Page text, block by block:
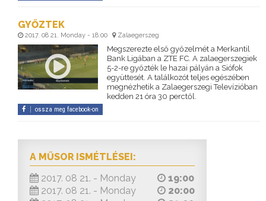
GYŐZTEK
2017. 08 21. Monday - 18:00 Zalaegerszeg
Megszerezte első győzelmét a Merkantil
Bank Ligában a ZTE FC. A zalaegerszegiek
5-2-re győzték le hazai pályán a Siófok
együttesét. A találkozót teljes egészében
megnézhetik a Zalaegerszegi Televízióban
kedden 21 óra 30 perctől.
ossza meg facebook-on
A MŰSOR ISMÉTLÉSEI:
2017. 08 21. - Monday
19:00
2017. 08 21. - Monday
20:00